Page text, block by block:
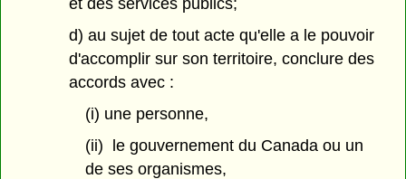
et des services publics;
d) au sujet de tout acte qu'elle a le pouvoir
d'accomplir sur son territoire, conclure des
accords avec :
(i) une personne,
(ii) le gouvernement du Canada ou un
de ses organismes,